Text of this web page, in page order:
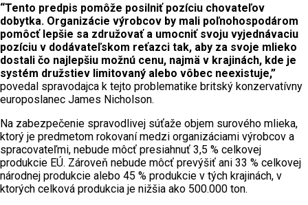
“Tento predpis pomôže posilniť pozíciu chovateľov
dobytka. Organizácie výrobcov by mali poľnohospodárom
pomôcť lepšie sa združovať a umocniť svoju vyjednávaciu
pozíciu v dodávateľskom reťazci tak, aby za svoje mlieko
dostali čo najlepšiu možnú cenu, najmä v krajinách, kde je
systém družstiev limitovaný alebo vôbec neexistuje,”
povedal spravodajca k tejto problematike britský konzervatívny
europoslanec James Nicholson.
Na zabezpečenie spravodlivej súťaže objem surového mlieka,
ktorý je predmetom rokovaní medzi organizáciami výrobcov a
spracovateľmi, nebude môcť presiahnuť 3,5 % celkovej
produkcie EÚ. Zároveň nebude môcť prevýšiť ani 33 % celkovej
národnej produkcie alebo 45 % produkcie v tých krajinách, v
ktorých celková produkcia je nižšia ako 500.000 ton.